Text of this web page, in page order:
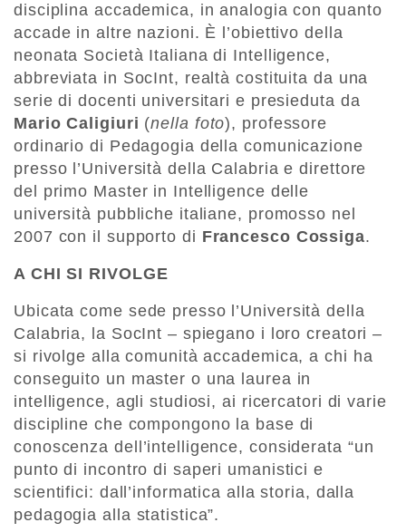
disciplina accademica, in analogia con quanto
accade in altre nazioni. È l’obiettivo della
neonata Società Italiana di Intelligence,
abbreviata in SocInt, realtà costituita da una
serie di docenti universitari e presieduta da
Mario Caligiuri (nella foto), professore
ordinario di Pedagogia della comunicazione
presso l’Università della Calabria e direttore
del primo Master in Intelligence delle
università pubbliche italiane, promosso nel
2007 con il supporto di Francesco Cossiga.
A CHI SI RIVOLGE
Ubicata come sede presso l’Università della
Calabria, la SocInt – spiegano i loro creatori –
si rivolge alla comunità accademica, a chi ha
conseguito un master o una laurea in
intelligence, agli studiosi, ai ricercatori di varie
discipline che compongono la base di
conoscenza dell’intelligence, considerata “un
punto di incontro di saperi umanistici e
scientifici: dall’informatica alla storia, dalla
pedagogia alla statistica”.